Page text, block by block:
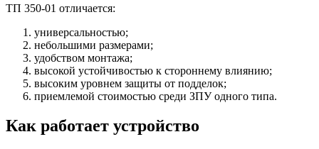
ТП 350-01 отличается:
универсальностью;
небольшими размерами;
удобством монтажа;
высокой устойчивостью к стороннему влиянию;
высоким уровнем защиты от подделок;
приемлемой стоимостью среди ЗПУ одного типа.
Как работает устройство